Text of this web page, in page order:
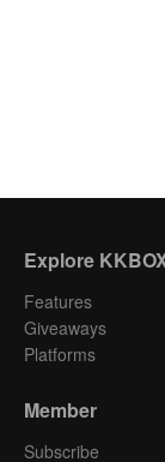
Explore
Features
Giveaways
Platforms
Member
Subscribe